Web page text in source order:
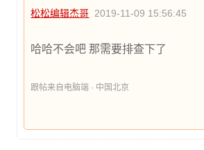
松松编辑杰哥 2019-11-09 15:56:45
哈哈不会吧 那需要排查下了
跟帖来自电脑端 · 中国北京